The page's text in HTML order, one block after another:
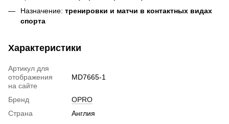
Назначение: тренировки и матчи в контактных видах
спорта
Характеристики
Артикул для
отображения
на сайте
MD7665-1
Бренд
OPRO
Страна
Англия